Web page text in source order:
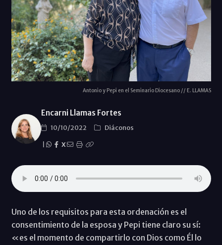
Antonio y Pepi en el Seminario Diocesano // E. LLAMAS
Encarni Llamas Fortes
10/10/2022
Diáconos
X
Uno de los requisitos para esta ordenación es el
consentimiento de la esposa y Pepi tiene claro su sí:
«es el momento de compartirlo con Dios como Él lo